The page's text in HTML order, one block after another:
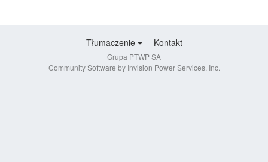
Tłumaczenie Kontakt
Grupa PTWP SA
Community Software by Invision Power Services, Inc.